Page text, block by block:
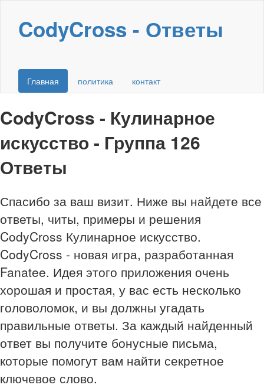
CodyCross - Ответы
Главная политика контакт
CodyCross - Кулинарное
искусство - Группа 126
Ответы
Спасибо за ваш визит. Ниже вы найдете все
ответы, читы, примеры и решения
CodyCross Кулинарное искусство.
CodyCross - новая игра, разработанная
Fanatee. Идея этого приложения очень
хорошая и простая, у вас есть несколько
головоломок, и вы должны угадать
правильные ответы. За каждый найденный
ответ вы получите бонусные письма,
которые помогут вам найти секретное
ключевое слово.